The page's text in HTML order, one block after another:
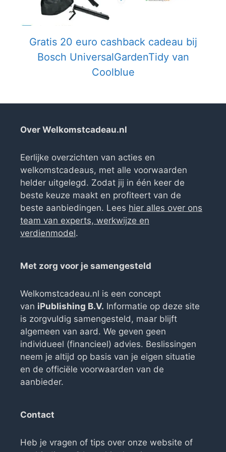
Gratis 20 euro cashback cadeau bij
Bosch UniversalGardenTidy van
Coolblue
Over Welkomstcadeau.nl
Eerlijke overzichten van acties en
welkomstcadeaus, met alle voorwaarden
helder uitgelegd. Zodat jij in één keer de
beste keuze maakt en profiteert van de
beste aanbiedingen. Lees hier alles over ons
team van experts, werkwijze en
verdienmodel.
Met zorg voor je samengesteld
Welkomstcadeau.nl is een concept
van iPublishing B.V. Informatie op deze site
is zorgvuldig samengesteld, maar blijft
algemeen van aard. We geven geen
individueel (financieel) advies. Beslissingen
neem je altijd op basis van je eigen situatie
en de officiële voorwaarden van de
aanbieder.
Contact
Heb je vragen of tips over onze website of